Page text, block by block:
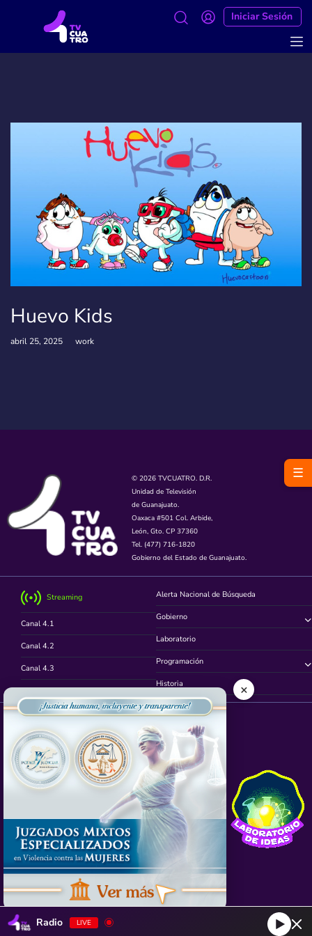
Iniciar Sesión
Huevo Kids
abril 25, 2025 work
© 2026 TVCUATRO. D.R.
Unidad de Televisión
de Guanajuato.
Oaxaca #501 Col. Arbide,
León, Gto. CP 37360
Tel. (477) 716-1820
Gobierno del Estado de Guanajuato.
Streaming
Canal 4.1
Canal 4.2
Canal 4.3
Canal 4.4
Alerta Nacional de Búsqueda
Gobierno
Laboratorio
Programación
Historia
Síguenos en
App TVCUATRO
Radio LIVE
☰
×